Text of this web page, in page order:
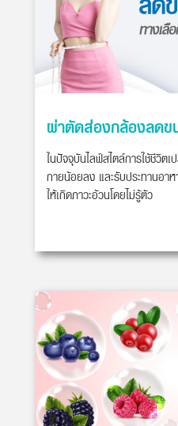
ในปัจจุบันไลฟ์สไตล์การใช้ชีวิต
กายน้อยลง และรับประทานอ
ให้เกิดภาวะอ้วนโดยไม่รู้ตัว